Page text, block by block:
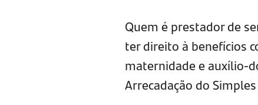
Quem é prestador de
ter direito à benefícios
maternidade e auxílio-
Arrecadação do